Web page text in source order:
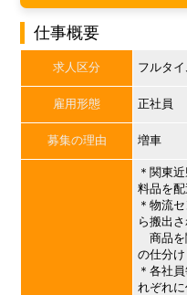
仕事概要
求人区分 フルタイ
雇用形態 正社員
募集の理由 増車
＊関東
料品を配
＊物流
ら搬出
商品を
の仕分け
＊各社
れぞれ